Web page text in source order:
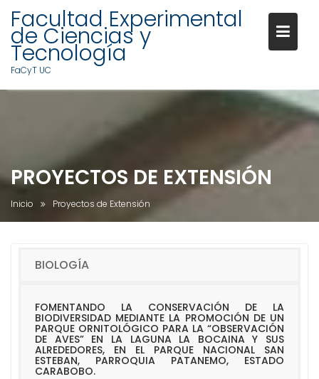
r
Facultad Experimental
de Ciencias y
Tecnología
FaCyT UC
PROYECTOS DE EXTENSIÓN
Inicio Proyectos de Extensión
BIOLOGÍA
FOMENTANDO LA CONSERVACIÓN DE LA
BIODIVERSIDAD MEDIANTE LA PROMOCIÓN DE UN
PARQUE ORNITOLÓGICO PARA LA “OBSERVACIÓN
DE AVES” EN LA LAGUNA LA BOCAINA Y SUS
ALREDEDORES, EN EL PARQUE NACIONAL SAN
ESTEBAN, PARROQUIA PATANEMO, ESTADO
CARABOBO.